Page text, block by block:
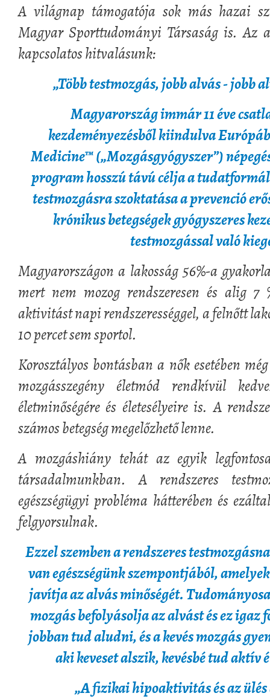
A világnap támogatója sok más hazai
Magyar Sporttudományi Társaság is. Az
kapcsolatos hitvalásunk:
„Több testmozgás, jobb alvás - jobb
Magyarország immár 11 éve
kezdeményezésből kiindulva
Medicine™ („Mozgásgyógyszer”)
program hosszú távú célja a
testmozgásra szoktatása a prevenció
krónikus betegségek gyógyszeres
testmozgással való
Magyarországon a lakosság 56%-a
mert nem mozog rendszeresen és alig 7
aktivitást napi rendszerességgel, a felnőtt
10 percet sem sportol.
Korosztályos bontásban a nők esetében
mozgásszegény életmód rendkívül
életminőségére és életesélyeire is. A
számos betegség megelőzhető lenne.
A mozgáshiány tehát az egyik
társadalmunkban. A rendszeres
egészségügyi probléma hátterében és
felgyorsulnak.
Ezzel szemben a rendszeres
van egészségünk szempontjából,
javítja az alvás minőségét.
mozgás befolyásolja az alvást és ez
jobban tud aludni, és a kevés mozgás
aki keveset alszik, kevésbé tud aktív
„A fizikai hipoaktivitás és az